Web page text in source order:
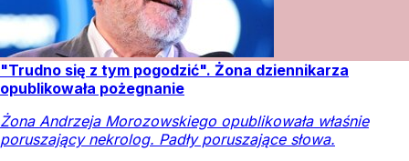
"Trudno się z tym pogodzić". Żona dziennikarza
opublikowała pożegnanie
Żona Andrzeja Morozowskiego opublikowała właśnie
poruszający nekrolog. Padły poruszające słowa.